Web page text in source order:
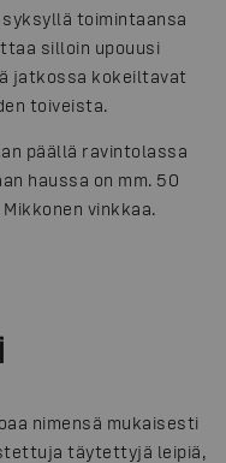
toimintaansa
silloin upouusi
jatkossa kokeiltavat
toiveista.
päällä ravintolassa
haussa on mm. 50
vinkkaa.
nimensä mukaisesti
täytettyjä leipiä,